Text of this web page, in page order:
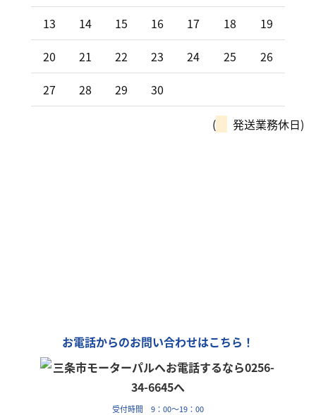
13
14 15 16 17 18
19
20
21 22 23 24 25
26
27
28 29 30
( 発送業務休日)
お電話からのお問い合わせはこちら！
受付時間 9：00～19：00